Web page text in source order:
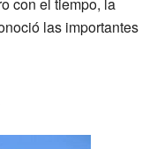
con el tiempo, la
las importantes